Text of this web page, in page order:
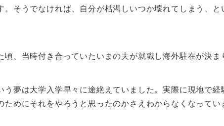
。そうでなければ、自分が枯渇しいつか壊れてしまう、
頃、当時付き合っていたいまの夫が就職し海外駐在が決ま
う夢は大学入学早々に途絶えていました。実際に現地で
ためにそれをやろうと思ったのかさえわからなくなってい